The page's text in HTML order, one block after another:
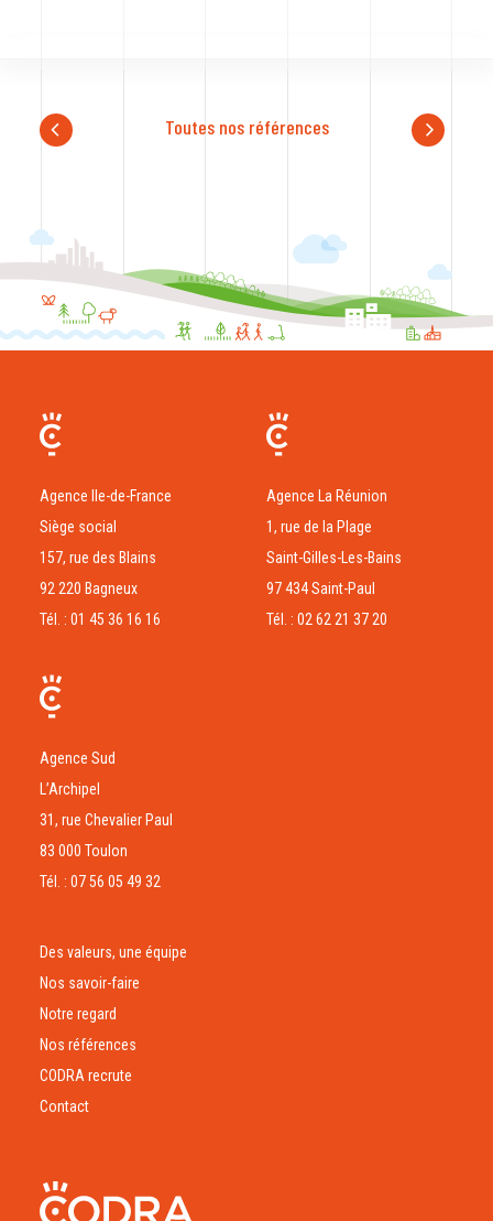
Toutes nos références
Agence Ile-de-France
Siège social
157, rue des Blains
92 220 Bagneux
Tél. : 01 45 36 16 16
Agence La Réunion
1, rue de la Plage
Saint-Gilles-Les-Bains
97 434 Saint-Paul
Tél. : 02 62 21 37 20
Agence Sud
L’Archipel
31, rue Chevalier Paul
83 000 Toulon
Tél. : 07 56 05 49 32
Des valeurs, une équipe
Nos savoir-faire
Notre regard
Nos références
CODRA recrute
Contact